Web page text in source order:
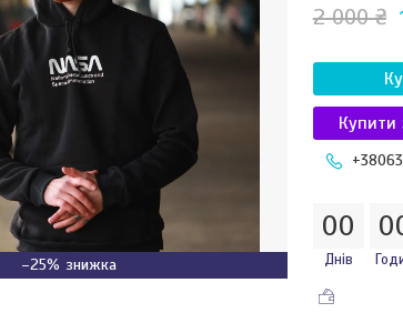
–25%
2 000 ₴
Купити
00
Днів
0